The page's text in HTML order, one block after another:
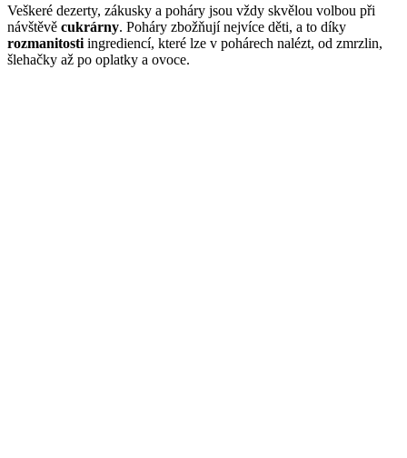
Veškeré dezerty, zákusky a poháry jsou vždy skvělou volbou při
návštěvě cukrárny. Poháry zbožňují nejvíce děti, a to díky
rozmanitosti ingrediencí, které lze v pohárech nalézt, od zmrzlin,
šlehačky až po oplatky a ovoce.